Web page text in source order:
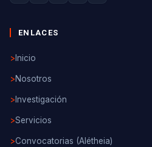
ENLACES
> Inicio
>Nosotros
> Investigación
>Servicios
>Convocatorias (Alétheia)